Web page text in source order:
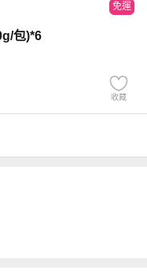
免運
包)*6
收藏